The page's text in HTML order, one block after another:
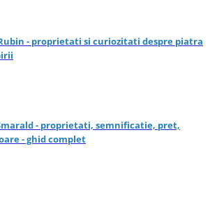
- proprietati si curiozitati despre piatra
- proprietati, semnificatie, pret,
- ghid complet